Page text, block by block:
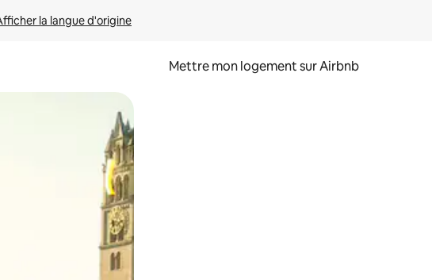
la langue d'origine
Mettre mon logement sur Airbnb